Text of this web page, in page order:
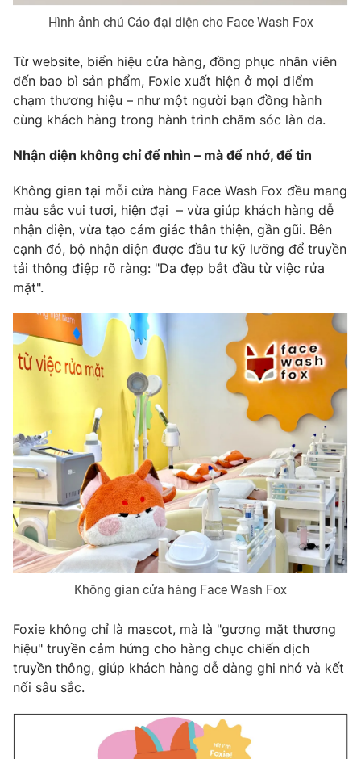
Liên hệ tòa soạn English
THỜI BÁO VTV
Theo dõi báo trên
Cơ quan chủ quản:Đài Truyền hình Việt Nam
Cơ quan báo chí: Thời báo VTV
Giấy phép hoạt động báo in và báo điện tử số 483/GP-BTTTT
cấp ngày 29/12/2023
Tổng Biên tập:
Vũ Thanh Thủy
Phó Tổng Biên tập:
Nguyễn Thị Mỹ Hạnh, Phạm Quốc Thắng,
Nguyễn Trọng Ninh
024.38 355 931 - 024.38 355 932
Ðiện thoại Thời báo VTV:024.66 897 897
Email:toasoan@vtv.vn
Liên hệ quảng cáo:
024-7300.7108
® Cấm sao chép dưới mọi hình thức nếu không có sự chấp
thuận bằng văn bản. Ghi rõ nguồn VTV.vn khi phát hành lại
thông tin từ website này.
Hình ảnh chú Cáo đại diện cho Face Wash Fox
Từ website, biển hiệu cửa hàng, đồng phục nhân viên
đến bao bì sản phẩm, Foxie xuất hiện ở mọi điểm
chạm thương hiệu – như một người bạn đồng hành
cùng khách hàng trong hành trình chăm sóc làn da.
Nhận diện không chỉ để nhìn – mà để nhớ, để tin
Không gian tại mỗi cửa hàng Face Wash Fox đều mang
màu sắc vui tươi, hiện đại – vừa giúp khách hàng dễ
nhận diện, vừa tạo cảm giác thân thiện, gần gũi. Bên
cạnh đó, bộ nhận diện được đầu tư kỹ lưỡng để truyền
tải thông điệp rõ ràng: "Da đẹp bắt đầu từ việc rửa
mặt".
Không gian cửa hàng Face Wash Fox
Foxie không chỉ là mascot, mà là "gương mặt thương
hiệu" truyền cảm hứng cho hàng chục chiến dịch
truyền thông, giúp khách hàng dễ dàng ghi nhớ và kết
nối sâu sắc.